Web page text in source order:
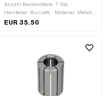
Anzahl Bestandteile: 7 Stk. ·
Hersteller: Buzzetti · Material: Metall ·
Ø innen: 40 - 85 mm ·
EUR 35.50